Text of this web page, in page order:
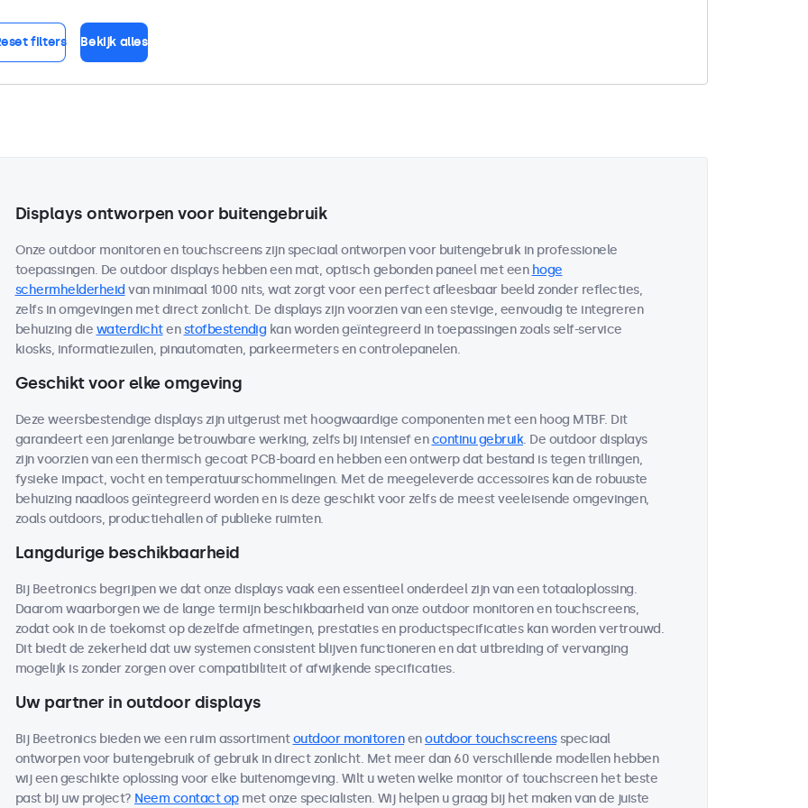
filters Bekijk alles
Displays ontworpen voor buitengebruik
Onze outdoor monitoren en touchscreens zijn speciaal ontworpen voor buitengebruik in professionele
toepassingen. De outdoor displays hebben een mat, optisch gebonden paneel met een hoge
schermhelderheid van minimaal 1000 nits, wat zorgt voor een perfect afleesbaar beeld zonder reflecties,
zelfs in omgevingen met direct zonlicht. De displays zijn voorzien van een stevige, eenvoudig te integreren
behuizing die waterdichtenstofbestendig kan worden geïntegreerd in toepassingen zoals self-service
kiosks, informatiezuilen, pinautomaten, parkeermeters en controlepanelen.
Geschikt voor elke omgeving
Deze weersbestendige displays zijn uitgerust met hoogwaardige componenten met een hoog MTBF. Dit
garandeert een jarenlange betrouwbare werking, zelfs bij intensief encontinu gebruik. De outdoor displays
zijn voorzien van een thermisch gecoat PCB-board en hebben een ontwerp dat bestand is tegen trillingen,
fysieke impact, vocht en temperatuurschommelingen. Met de meegeleverde accessoires kan de robuuste
behuizing naadloos geïntegreerd worden en is deze geschikt voor zelfs de meest veeleisende omgevingen,
zoals outdoors, productiehallen of publieke ruimten.
Langdurige beschikbaarheid
Bij Beetronics begrijpen we dat onze displays vaak een essentieel onderdeel zijn van een totaaloplossing.
Daarom waarborgen we de lange termijn beschikbaarheid van onze outdoor monitoren en touchscreens,
zodat ook in de toekomst op dezelfde afmetingen, prestaties en productspecificaties kan worden vertrouwd.
Dit biedt de zekerheid dat uw systemen consistent blijven functioneren en dat uitbreiding of vervanging
mogelijk is zonder zorgen over compatibiliteit of afwijkende specificaties.
Uw partner in outdoor displays
Bij Beetronics bieden we een ruim assortimentoutdoor monitorenenoutdoor touchscreensspeciaal
ontworpen voor buitengebruik of gebruik in direct zonlicht. Met meer dan 60 verschillende modellen hebben
wij een geschikte oplossing voor elke buitenomgeving. Wilt u weten welke monitor of touchscreen het beste
past bij uw project? Neem contact opmet onze specialisten. Wij helpen u graag bij het maken van de juiste